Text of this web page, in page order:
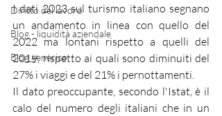
Diritto del lavoro
Blog - liquidità aziendale
Blog generico
I dati 2023 sul turismo italiano segnano
un andamento in linea con quello del
2022 ma lontani rispetto a quelli del
2019, rispetto ai quali sono diminuiti del
27% i viaggi e del 21% i pernottamenti.
Il dato preoccupante, secondo l'Istat, è il
calo del numero degli italiani che in un